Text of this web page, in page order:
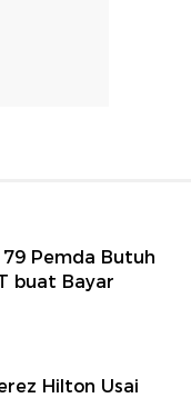
Pemda Butuh
buat Bayar
Hilton Usai